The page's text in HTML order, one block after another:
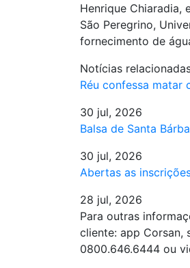
Henrique Chiaradia,
São Peregrino,
fornecimento de
Notícias
Réu confessa matar
30 jul, 2026
Balsa de Santa
30 jul, 2026
Abertas as
28 jul, 2026
Para outras
cliente: app Corsan,
0800.646.6444 ou